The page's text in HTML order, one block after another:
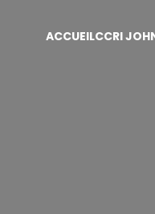
ACCUEILCCRI